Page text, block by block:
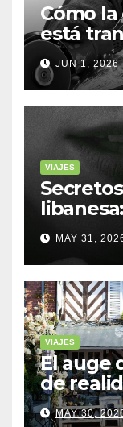
Cómo
está
JUN 1, 2026
VIAJES
cuentan
MAY 31,
VIAJES
El auge
de
turismo
MAY 30,